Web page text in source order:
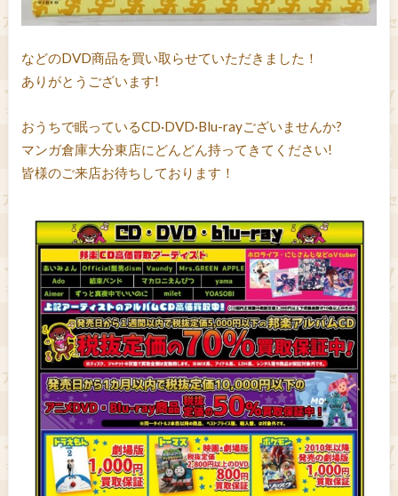
などのDVD商品を買い取らせていただきました！
ありがとうございます!
おうちで眠っているCD·DVD·Blu-rayございませんか?
マンガ倉庫大分東店にどんどん持ってきてください!
皆様のご来店お待ちしております！